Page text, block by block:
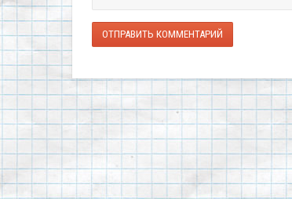
ОТПРАВИТЬ КОММЕНТАРИЙ